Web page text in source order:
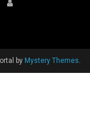
by Mystery Themes